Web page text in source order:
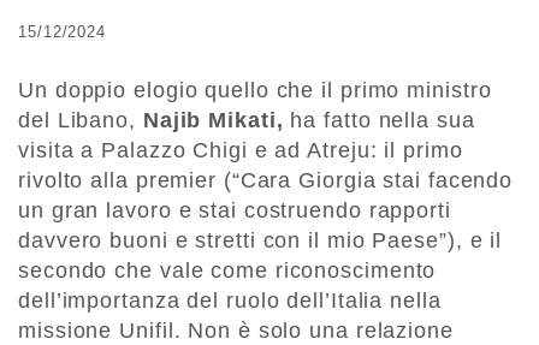
15/12/2024
Un doppio elogio quello che il primo ministro
del Libano, Najib Mikati, ha fatto nella sua
visita a Palazzo Chigi e ad Atreju: il primo
rivolto alla premier (“Cara Giorgia stai facendo
un gran lavoro e stai costruendo rapporti
davvero buoni e stretti con il mio Paese”), e il
secondo che vale come riconoscimento
dell’importanza del ruolo dell’Italia nella
missione Unifil. Non è solo una relazione